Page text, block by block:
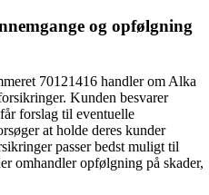
og opfølgning
70121416 handler om Alka
Kunden besvarer
forslag til eventuelle
at holde deres kunder
passer bedst muligt til
omhandler opfølgning på skader,